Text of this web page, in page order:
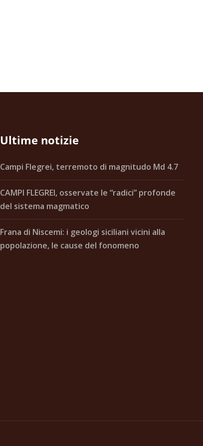
Ultime notizie
Campi Flegrei, terremoto di magnitudo Md 4.7
CAMPI FLEGREI, osservate le “radici” profonde
del sistema magmatico
Frana di Niscemi: i geologi siciliani vicini alla
popolazione, le cause del fonomeno